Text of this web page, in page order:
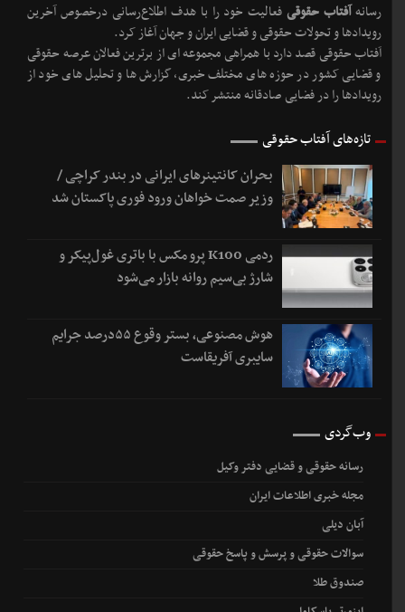
رسانهآفتاب حقوقیفعالیت خود را با هدف اطلاع‌رسانی درخصوص آخرین
رویدادها و تحولات حقوقی و قضایی ایران و جهان آغاز کرد.
آفتاب حقوقی قصد دارد با همراهی مجموعه ای از برترین فعالان عرصه حقوقی
و قضایی کشور در حوزه های مختلف خبری، گزارش ها و تحلیل های خود از
رویدادها را در فضایی صادقانه منتشر کند.
تازه‌های آفتاب حقوقی
بحران کانتینر‌های ایرانی در بندر کراچی /
وزیر صمت خواهان ورود فوری پاکستان شد
ردمی K100 پرو مکس با باتری غول‌پیکر و
شارژ بی‌سیم روانه بازار می‌شود
هوش مصنوعی، بستر وقوع ۵۵درصد جرایم
سایبری آفریقاست
وب‌گردی
رسانه حقوقی و قضایی دفتر وکیل
مجله خبری اطلاعات ایران
آبان دیلی
سوالات حقوقی و پرسش و پاسخ حقوقی
صندوق طلا